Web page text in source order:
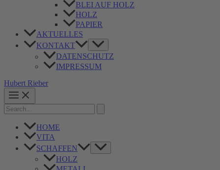
BLEI AUF HOLZ
HOLZ
PAPIER
AKTUELLES
KONTAKT
Menü
umschalten
DATENSCHUTZ
IMPRESSUM
Hubert Rieber
Main
Menu
Search
for:
HOME
VITA
SCHAFFEN
Menü
umschalten
HOLZ